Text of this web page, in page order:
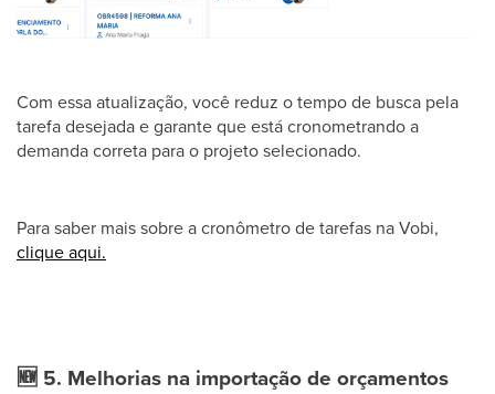
Com essa atualização, você reduz o tempo de busca pela
tarefa desejada e garante que está cronometrando a
demanda correta para o projeto selecionado.
Para saber mais sobre a cronômetro de tarefas na Vobi,
clique aqui.
🆕 5. Melhorias na importação de orçamentos